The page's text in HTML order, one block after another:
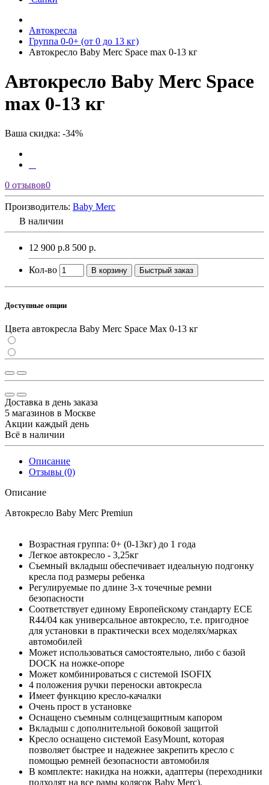
Автокресла
Группа 0-0+ (от 0 до 13 кг)
Автокресло Baby Merc Space max 0-13 кг
Автокресло Baby Merc Space
max 0-13 кг
Ваша скидка: -34%
0 отзывов0
Производитель: Baby Merс
В наличии
12 900 р.8 500 р.
Кол-во В корзину Быстрый заказ
Доступные опции
Цвета автокресла Baby Merc Space Max 0-13 кг
Доставка в день заказа
5 магазинов в Москве
Акции каждый день
Всё в наличии
Описание
Отзывы (0)
Описание
Автокресло Baby Merc Premiun
Возрастная группа: 0+ (0-13кг) до 1 года
Легкое автокресло - 3,25кг
Съемный вкладыш обеспечивает идеальную подгонку
кресла под размеры ребенка
Регулируемые по длине 3-х точечные ремни
безопасности
Соответствует единому Европейскому стандарту ECE
R44/04 как универсальное автокресло, т.е. пригодное
для установки в практически всех моделях/марках
автомобилей
Может использоваться самостоятельно, либо с базой
DOCK на ножке-опоре
Может комбинироваться с системой ISOFIX
4 положения ручки переноски автокресла
Имеет функцию кресло-качалки
Очень прост в установке
Оснащено съемным солнцезащитным капором
Вкладыш с дополнительной боковой защитой
Кресло оснащено системой EasyMount, которая
позволяет быстрее и надежнее закрепить кресло с
помощью ремней безопасности автомобиля
В комплекте: накидка на ножки, адаптеры (переходники
подходят на все рамы колясок Baby Merc).